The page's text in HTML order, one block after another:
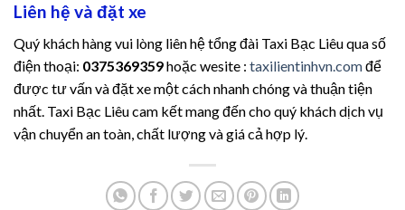
Liên hệ và đặt xe
Quý khách hàng vui lòng liên hệ tổng đài Taxi Bạc Liêu qua số
điện thoại: 0375369359hoặc wesite : taxilientinhvn.comđể
được tư vấn và đặt xe một cách nhanh chóng và thuận tiện
nhất. Taxi Bạc Liêu cam kết mang đến cho quý khách dịch vụ
vận chuyển an toàn, chất lượng và giá cả hợp lý.